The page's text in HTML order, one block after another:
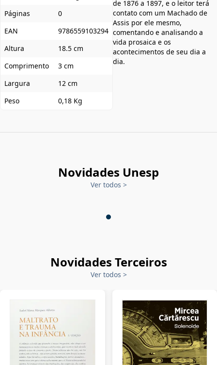
Páginas
0
EAN
9786559103294
Altura
18.5 cm
Comprimento
3 cm
Largura
12 cm
Peso
0,18 Kg
de 1876 a 1897, e o leitor terá
contato com um Machado de
Assis por ele mesmo,
comentando e analisando a
vida prosaica e os
acontecimentos de seu dia a
dia.
Novidades Unesp
Ver todos >
Novidades Terceiros
Ver todos >